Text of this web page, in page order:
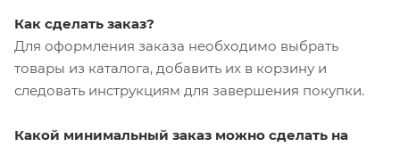
Как сделать заказ?
Для оформления заказа необходимо выбрать
товары из каталога, добавить их в корзину и
следовать инструкциям для завершения покупки.
Какой минимальный заказ можно сделать на